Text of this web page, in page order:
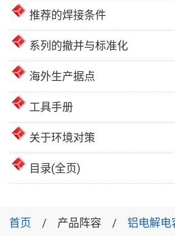
推荐的焊接条件
系列的撤并与标准化
海外生产据点
工具手册
关于环境对策
目录(全页)
首页 产品阵容 铝电解电